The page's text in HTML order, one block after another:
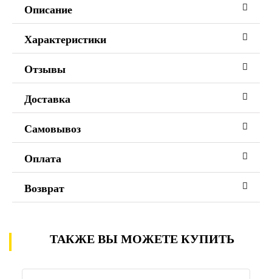
Описание
Характеристики
Отзывы
Доставка
Самовывоз
Оплата
Возврат
ТАКЖЕ ВЫ МОЖЕТЕ КУПИТЬ